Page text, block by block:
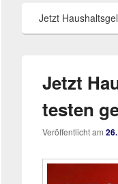
Jetzt
Jetzt
testen
Veröffentlicht am